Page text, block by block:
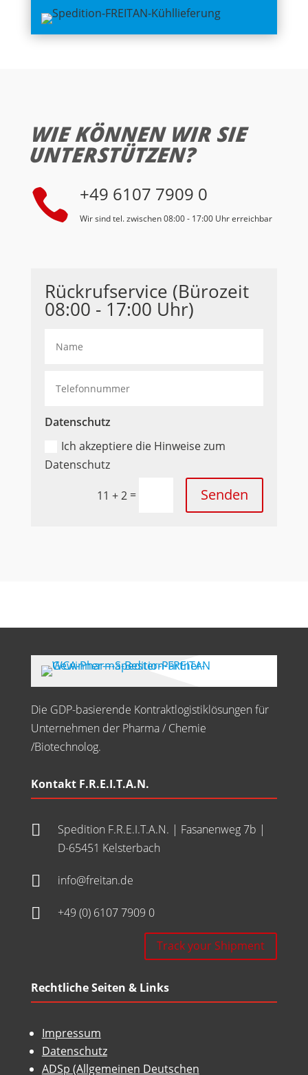
WIE KÖNNEN WIR SIE
UNTERSTÜTZEN?
 +49 6107 7909 0
Wir sind tel. zwischen 08:00 - 17:00 Uhr erreichbar
Rückrufservice (Bürozeit
08:00 - 17:00 Uhr)
Datenschutz
Ich akzeptiere die Hinweise zum
Datenschutz
11 + 2 = Senden
Die GDP-basierende Kontraktlogistiklösungen für
Unternehmen der Pharma / Chemie
/Biotechnolog.
Kontakt F.R.E.I.T.A.N.

Spedition F.R.E.I.T.A.N. | Fasanenweg 7b |
D-65451 Kelsterbach
 info@freitan.de
 +49 (0) 6107 7909 0
Track your Shipment
Rechtliche Seiten & Links
Impressum
Datenschutz
ADSp (Allgemeinen Deutschen